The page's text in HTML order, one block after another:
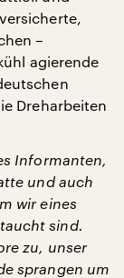
–
agierende
Dreharbeiten
Informanten,
und auch
wir eines
sind.
zu, unser
sprangen um